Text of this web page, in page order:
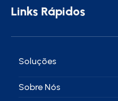
Links Rápidos
Soluções
Sobre Nós